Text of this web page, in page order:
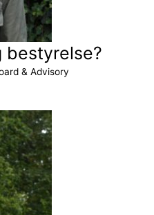
bestyrelse?
& Advisory